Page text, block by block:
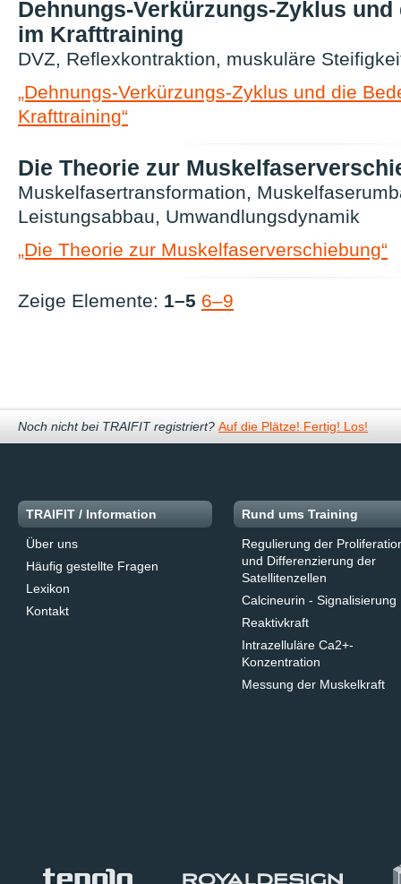
Dehnungs-Verkürzungs-Zyklus und
im Krafttraining
DVZ, Reflexkontraktion, muskuläre
„Dehnungs-Verkürzungs-Zyklus und die
Krafttraining“
Die Theorie zur
Muskelfasertransformation,
Leistungsabbau, Umwandlungsdynamik
„Die Theorie zur Muskelfaserverschiebung“
Zeige Elemente: 1–5 6–9
Noch nicht bei TRAIFIT registriert? Auf die Plätze! Fertig! Los!
TRAIFIT / Information
Über uns
Häufig gestellte Fragen
Lexikon
Kontakt
Rund ums Training
Regulierung der
und Differenzierung der
Satellitenzellen
Calcineurin - Signalisierung
Reaktivkraft
Intrazelluläre Ca2+-
Konzentration
Messung der Muskelkraft